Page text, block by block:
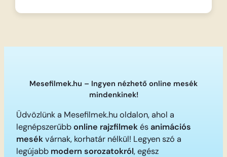
Mesefilmek.hu – Ingyen nézhető online mesék
mindenkinek!
Üdvözlünk a Mesefilmek.hu oldalon, ahol a
legnépszerűbbonline rajzfilmekésanimációs
mesékvárnak, korhatár nélkül! Legyen szó a
legújabb modern sorozatokról, egész